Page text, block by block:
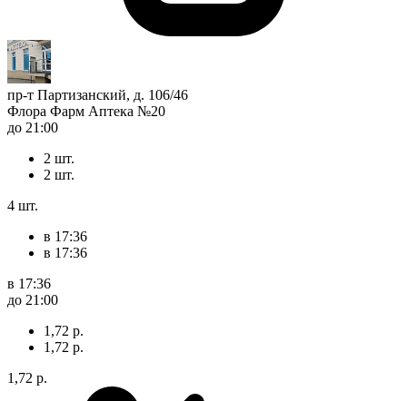
пр-т Партизанский, д. 106/46
Флора Фарм Аптека №20
до 21:00
2 шт.
2 шт.
4 шт.
в 17:36
в 17:36
в 17:36
до 21:00
1,72 р.
1,72 р.
1,72 р.